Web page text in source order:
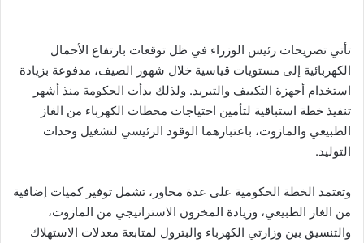
تأتي تصريحات رئيس الوزراء في ظل توقعات بارتفاع الأحمال
الكهربائية إلى مستويات قياسية خلال شهور الصيف، مدفوعة بزيادة
استخدام أجهزة التكييف والتبريد. ولذلك بدأت الحكومة منذ أشهر
تنفيذ خطة استباقية لتأمين احتياجات محطات الكهرباء من الغاز
الطبيعي والمازوت، باعتبارهما الوقود الرئيسي لتشغيل وحدات
التوليد.
وتعتمد الخطة الحكومية على عدة محاور، تشمل توفير كميات إضافية
من الغاز الطبيعي، وزيادة المخزون الاستراتيجي من المازوت،
والتنسيق بين وزارتي الكهرباء والبترول لمتابعة معدلات الاستهلاك